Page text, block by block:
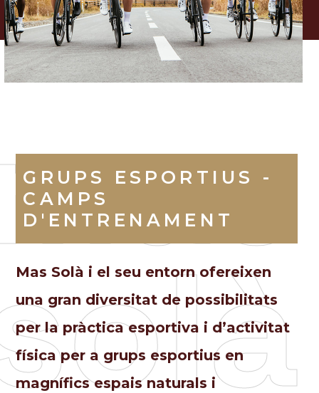
GRUPS ESPORTIUS -
CAMPS
D'ENTRENAMENT
Mas Solà i el seu entorn ofereixen
una gran diversitat de possibilitats
per la pràctica esportiva i d’activitat
física per a grups esportius en
magnífics espais naturals i